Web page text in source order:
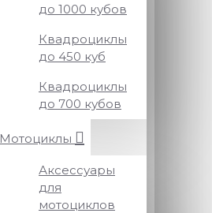
до 1000 кубов
Квадроциклы
до 450 куб
Квадроциклы
до 700 кубов
Мотоциклы
Аксессуары
для
мотоциклов